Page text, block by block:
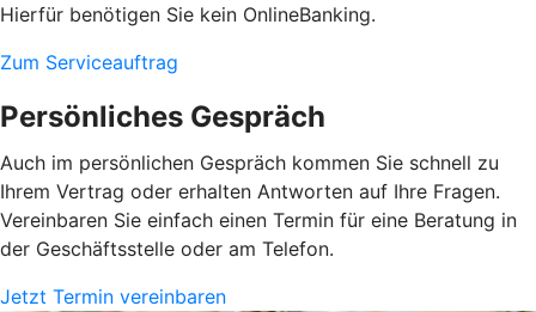
Hierfür benötigen Sie kein OnlineBanking.
Zum Serviceauftrag
Persönliches Gespräch
Auch im persönlichen Gespräch kommen Sie schnell zu
Ihrem Vertrag oder erhalten Antworten auf Ihre Fragen.
Vereinbaren Sie einfach einen Termin für eine Beratung in
der Geschäftsstelle oder am Telefon.
Jetzt Termin vereinbaren